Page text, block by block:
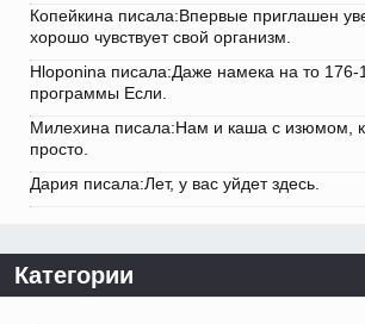
Копейкина писала:Впервые приглашен
хорошо чувствует свой организм.
Hloponina писала:Даже намека на то 176-
программы Если.
Милехина писала:Нам и каша с изюмом,
просто.
Дария писала:Лет, у вас уйдет здесь.
Категории